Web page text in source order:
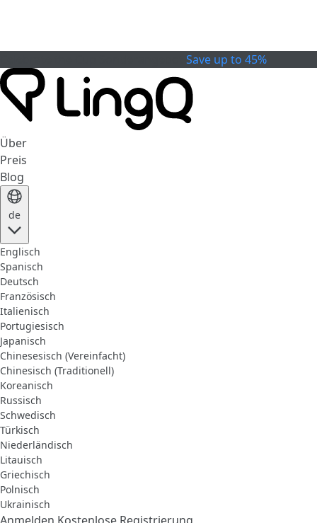
Save up to 45%
Über
Preis
Blog
de
Englisch
Spanisch
Deutsch
Französisch
Italienisch
Portugiesisch
Japanisch
Chinesesisch (Vereinfacht)
Chinesisch (Traditionell)
Koreanisch
Russisch
Schwedisch
Türkisch
Niederländisch
Litauisch
Griechisch
Polnisch
Ukrainisch